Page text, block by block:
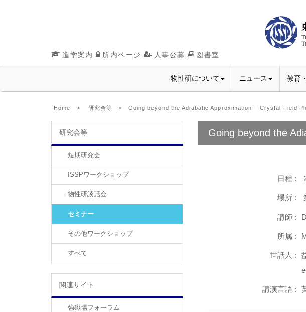
進学案内 所内ページ 人事公募 図書室
物性研について ニュース 教育
Home > 研究会等 > Going beyond the Adiabatic Approximation – Crystal Field
研究会等
短期研究会
ISSPワークショップ
物性研談話会
セミナー
その他ワークショップ
すべて
関連サイト
強磁場フォーラム
Going beyond the
日程 :
場所 :
講師 :
所属 :
世話人 :
講演言語 :